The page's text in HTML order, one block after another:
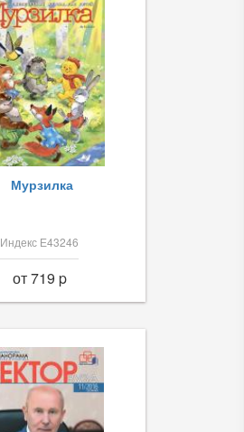
Мурзилка
Индекс Е43246
от 719 p